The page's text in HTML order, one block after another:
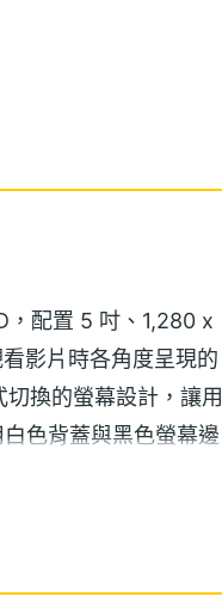
配置 5 吋、1,280 x
影片時各角度呈現的
換的螢幕設計，讓用
色背蓋與黑色螢幕邊
相當舒適。
載 MediaTek